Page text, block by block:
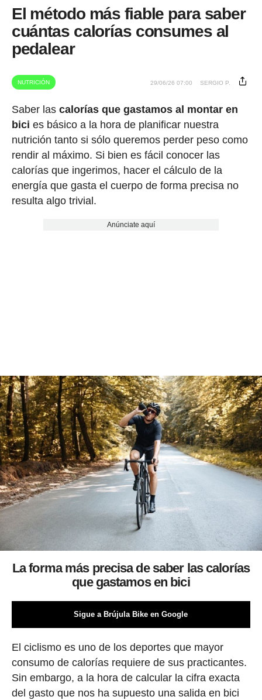
El método más fiable para saber
cuántas calorías consumes al
pedalear
NUTRICIÓN 29/06/26 07:00 SERGIO P.
Saber las calorías que gastamos al montar en
bici es básico a la hora de planificar nuestra
nutrición tanto si sólo queremos perder peso como
rendir al máximo. Si bien es fácil conocer las
calorías que ingerimos, hacer el cálculo de la
energía que gasta el cuerpo de forma precisa no
resulta algo trivial.
Anúnciate aquí
La forma más precisa de saber las calorías
que gastamos en bici
Sigue a Brújula Bike en Google
El ciclismo es uno de los deportes que mayor
consumo de calorías requiere de sus practicantes.
Sin embargo, a la hora de calcular la cifra exacta
del gasto que nos ha supuesto una salida en bici